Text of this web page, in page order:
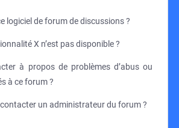
logiciel de forum de discussions ?
X n’est pas disponible ?
à propos de problèmes d’abus ou
à ce forum ?
un administrateur du forum ?